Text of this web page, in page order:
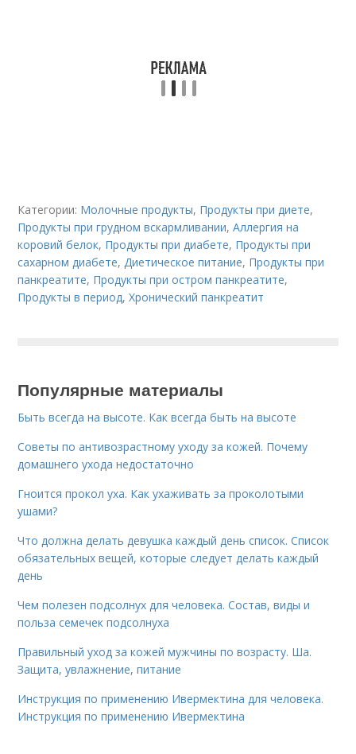
Категории: Молочные продукты, Продукты при диете,
Продукты при грудном вскармливании,Аллергия на
коровий белок, Продукты при диабете, Продукты при
сахарном диабете,Диетическое питание, Продукты при
панкреатите, Продукты при остром панкреатите,
Продукты в период,Хронический панкреатит
Популярные материалы
Быть всегда на высоте. Как всегда быть на высоте
Советы по антивозрастному уходу за кожей. Почему
домашнего ухода недостаточно
Гноится прокол уха. Как ухаживать за проколотыми
ушами?
Что должна делать девушка каждый день список. Список
обязательных вещей, которые следует делать каждый
день
Чем полезен подсолнух для человека. Состав, виды и
польза семечек подсолнуха
Правильный уход за кожей мужчины по возрасту. Ша.
Защита, увлажнение, питание
Инструкция по применению Ивермектина для человека.
Инструкция по применению Ивермектина